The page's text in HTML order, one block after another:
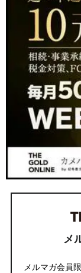
メ
メルマガ会員